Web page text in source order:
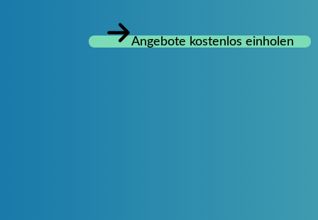
Angebote kostenlos einholen